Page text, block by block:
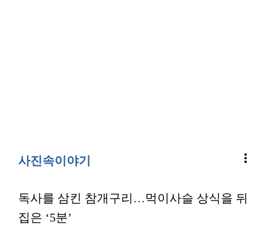
사진속이야기 more_vert
독사를 삼킨 참개구리…먹이사슬 상식을 뒤
집은 ‘5분’